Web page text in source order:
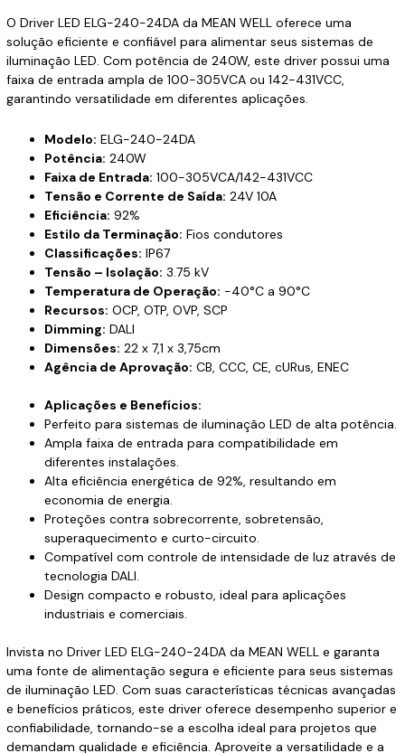
O Driver LED ELG-240-24DA da MEAN WELL oferece uma
solução eficiente e confiável para alimentar seus sistemas de
iluminação LED. Com potência de 240W, este driver possui uma
faixa de entrada ampla de 100-305VCA ou 142-431VCC,
garantindo versatilidade em diferentes aplicações.
Modelo: ELG-240-24DA
Potência: 240W
Faixa de Entrada: 100-305VCA/142-431VCC
Tensão e Corrente de Saída: 24V 10A
Eficiência: 92%
Estilo da Terminação: Fios condutores
Classificações: IP67
Tensão – Isolação: 3.75 kV
Temperatura de Operação: -40°C a 90°C
Recursos: OCP, OTP, OVP, SCP
Dimming: DALI
Dimensões: 22 x 7,1 x 3,75cm
Agência de Aprovação: CB, CCC, CE, cURus, ENEC
Aplicações e Benefícios:
Perfeito para sistemas de iluminação LED de alta potência.
Ampla faixa de entrada para compatibilidade em
diferentes instalações.
Alta eficiência energética de 92%, resultando em
economia de energia.
Proteções contra sobrecorrente, sobretensão,
superaquecimento e curto-circuito.
Compatível com controle de intensidade de luz através de
tecnologia DALI.
Design compacto e robusto, ideal para aplicações
industriais e comerciais.
Invista no Driver LED ELG-240-24DA da MEAN WELL e garanta
uma fonte de alimentação segura e eficiente para seus sistemas
de iluminação LED. Com suas características técnicas avançadas
e benefícios práticos, este driver oferece desempenho superior e
confiabilidade, tornando-se a escolha ideal para projetos que
demandam qualidade e eficiência. Aproveite a versatilidade e a